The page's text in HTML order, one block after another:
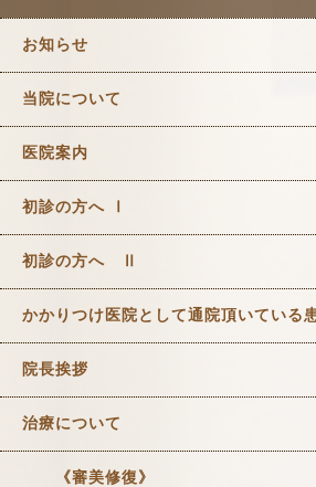
お知らせ
当院について
医院案内
初診の方へ Ⅰ
初診の方へ Ⅱ
かかりつけ医院として通院頂いている
院長挨拶
治療について
《審美修復》